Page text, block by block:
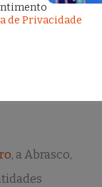
seu
e vacinação
para o
, a Abrasco,
de Privacidade